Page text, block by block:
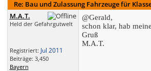
Re: Bau und Zulassung Fahrzeuge für
M.A.T.
Held der Gefahrgutwelt
Registriert: Jul 2011
Beiträge: 3,450
Bayern
@Gerald,
schon klar, hab
Gruß
M.A.T.